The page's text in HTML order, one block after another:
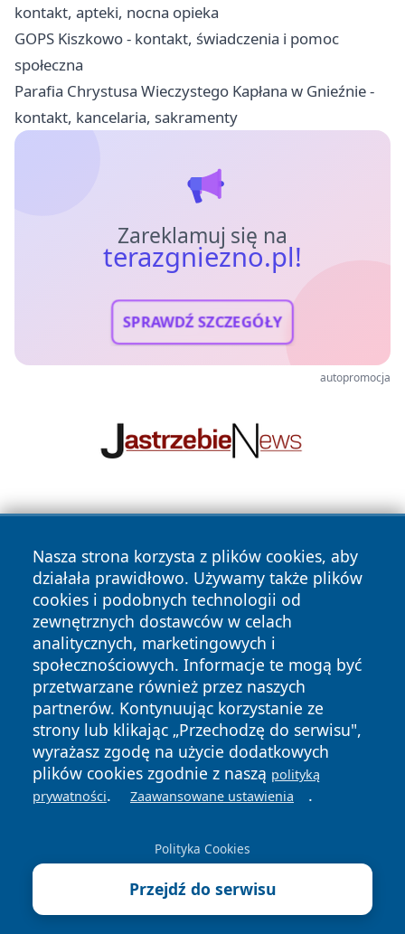
kontakt, apteki, nocna opieka
GOPS Kiszkowo - kontakt, świadczenia i pomoc
społeczna
Parafia Chrystusa Wieczystego Kapłana w Gnieźnie -
kontakt, kancelaria, sakramenty
Zareklamuj się na
terazgniezno.pl!
SPRAWDŹ SZCZEGÓŁY
autopromocja
Nasza strona korzysta z plików cookies, aby
działała prawidłowo. Używamy także plików
cookies i podobnych technologii od
zewnętrznych dostawców w celach
analitycznych, marketingowych i
społecznościowych. Informacje te mogą być
przetwarzane również przez naszych
partnerów. Kontynuując korzystanie ze
strony lub klikając „Przechodzę do serwisu",
wyrażasz zgodę na użycie dodatkowych
plików cookies zgodnie z naszą polityką
prywatności. Zaawansowane ustawienia .
Polityka Cookies
Przejdź do serwisu
Copyright © 2026 terazgniezno.pl Wszystkie prawa
zastrzeżone.
News Autorzy
Polityka
Prywatności
Polityka
Cookies